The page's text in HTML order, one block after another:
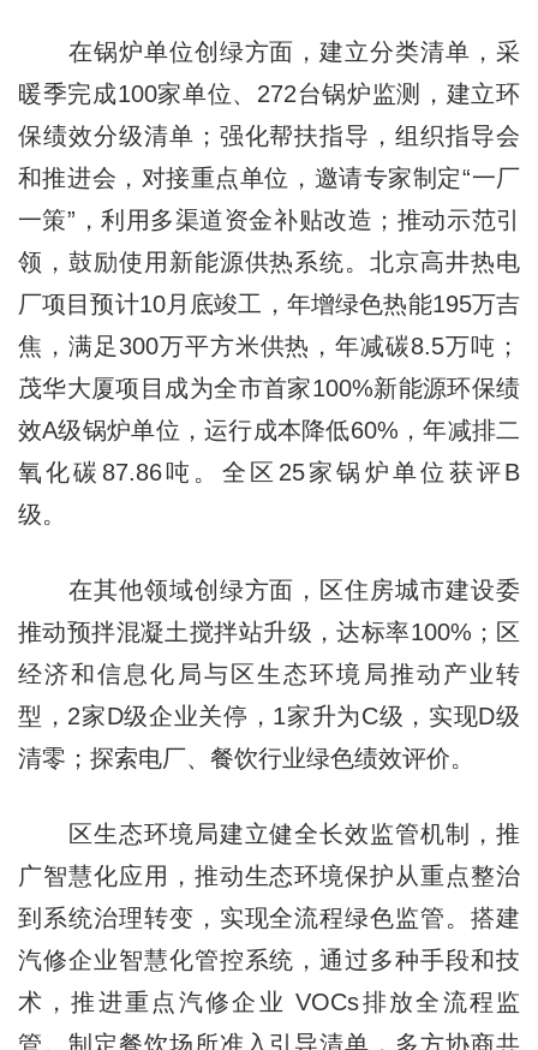
在锅炉单位创绿方面，建立分类清单，采
暖季完成100家单位、272台锅炉监测，建立环
保绩效分级清单；强化帮扶指导，组织指导会
和推进会，对接重点单位，邀请专家制定“一厂
一策”，利用多渠道资金补贴改造；推动示范引
领，鼓励使用新能源供热系统。北京高井热电
厂项目预计10月底竣工，年增绿色热能195万吉
焦，满足300万平方米供热，年减碳8.5万吨；
茂华大厦项目成为全市首家100%新能源环保绩
效A级锅炉单位，运行成本降低60%，年减排二
氧化碳87.86吨。全区25家锅炉单位获评B
级。
在其他领域创绿方面，区住房城市建设委
推动预拌混凝土搅拌站升级，达标率100%；区
经济和信息化局与区生态环境局推动产业转
型，2家D级企业关停，1家升为C级，实现D级
清零；探索电厂、餐饮行业绿色绩效评价。
区生态环境局建立健全长效监管机制，推
广智慧化应用，推动生态环境保护从重点整治
到系统治理转变，实现全流程绿色监管。搭建
汽修企业智慧化管控系统，通过多种手段和技
术，推进重点汽修企业 VOCs排放全流程监
管。制定餐饮场所准入引导清单，多方协商共